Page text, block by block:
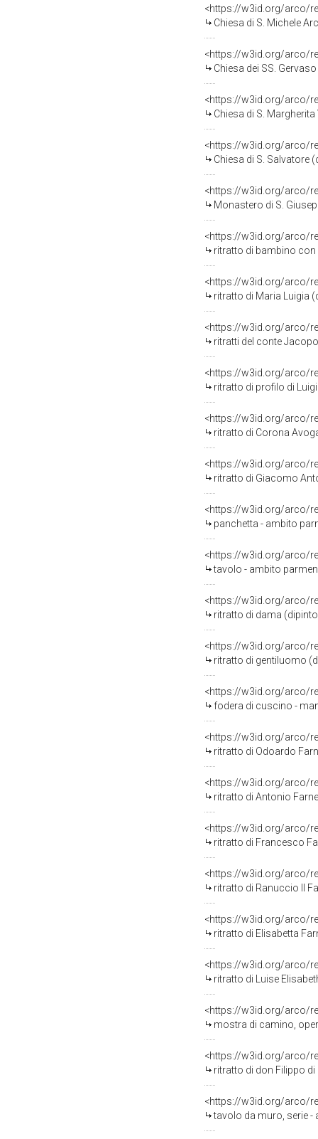
<https://w3id.org/arco/
Chiesa di S. Michele
<https://w3id.org/arco/
Chiesa dei SS.
<https://w3id.org/arco/
Chiesa di S.
<https://w3id.org/arco/
Chiesa di S. Salvatore
<https://w3id.org/arco/
Monastero di S.
<https://w3id.org/arco/
ritratto di bambino con
<https://w3id.org/arco/
ritratto di Maria Luigia
<https://w3id.org/arco/
ritratti del conte
<https://w3id.org/arco/
ritratto di profilo di
<https://w3id.org/arco/
ritratto di Corona Avogadro,
<https://w3id.org/arco/
ritratto di Giacomo
<https://w3id.org/arco/
panchetta - ambito
<https://w3id.org/arco/
tavolo - ambito
<https://w3id.org/arco/
ritratto di dama
<https://w3id.org/arco/
ritratto di gentiluomo
<https://w3id.org/arco/
fodera di cuscino -
<https://w3id.org/arco/
ritratto di Odoardo
<https://w3id.org/arco/
ritratto di Antonio
<https://w3id.org/arco/
ritratto di Francesco
<https://w3id.org/arco/
ritratto di Ranuccio II
<https://w3id.org/arco/
ritratto di Elisabetta
<https://w3id.org/arco/
ritratto di Luise
<https://w3id.org/arco/
mostra di camino,
<https://w3id.org/arco/
ritratto di don Filippo
<https://w3id.org/arco/
tavolo da muro, serie -